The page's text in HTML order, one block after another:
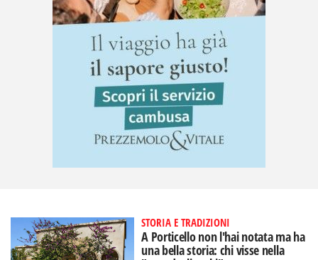
STORIA E TRADIZIONI
A Porticello non l'hai notata ma ha
una bella storia: chi visse nella